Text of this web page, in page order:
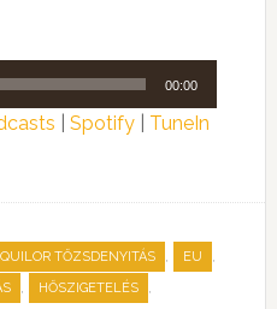
00:00
Spotify| TuneIn
TŐZSDENYITÁS , EU ,
, HŐSZIGETELÉS ,